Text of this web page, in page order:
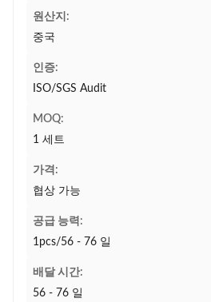
원산지:
중국
인증:
ISO/SGS Audit
MOQ:
1 세트
가격:
협상 가능
공급 능력:
1pcs/56 - 76 일
배달 시간:
56 - 76 일